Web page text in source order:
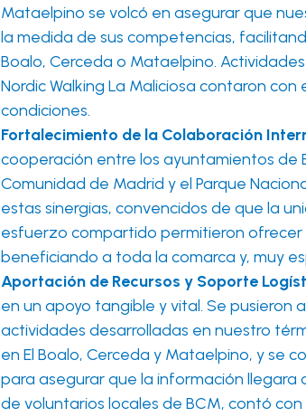
Mataelpino se volcó en asegurar que
la medida de sus competencias,
Boalo, Cerceda o Mataelpino.
Nordic Walking La Maliciosa contaron
condiciones.
Fortalecimiento de la Colaboración
cooperación entre los ayuntamientos de
Comunidad de Madrid y el Parque
estas sinergias, convencidos de que la
esfuerzo compartido permitieron
beneficiando a toda la comarca y, muy
Aportación de Recursos y Soporte
en un apoyo tangible y vital. Se pusieron
actividades desarrolladas en nuestro
en El Boalo, Cerceda y Mataelpino, y se
para asegurar que la información llegara
de voluntarios locales de BCM, contó